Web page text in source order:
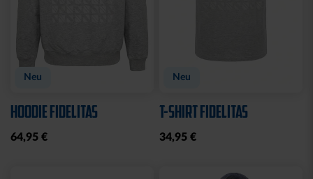
Neu
HOODIE FIDELITAS
64,95 €
Neu
T-SHIRT FIDELITAS
34,95 €